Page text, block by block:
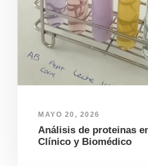
MAYO 20, 2026
Análisis de proteinas
Clínico y Biomédico